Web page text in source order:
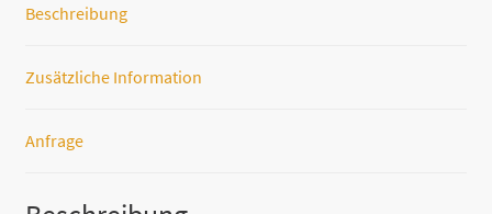
Beschreibung
Zusätzliche Information
Anfrage